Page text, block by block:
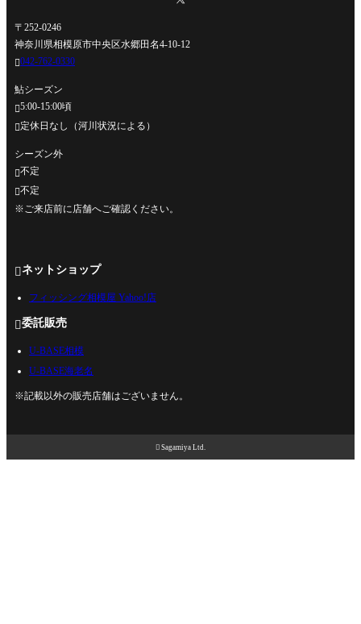
〒252-0246
神奈川県相模原市中央区水郷田名4-10-12
042-762-0330
鮎シーズン
5:00-15:00頃
定休日なし（河川状況による）
シーズン外
不定
不定
※ご来店前に店舗へご確認ください。
ネットショップ
フィッシング相模屋 Yahoo!店
委託販売
U-BASE相模
U-BASE海老名
※記載以外の販売店舗はございません。
 Sagamiya Ltd.